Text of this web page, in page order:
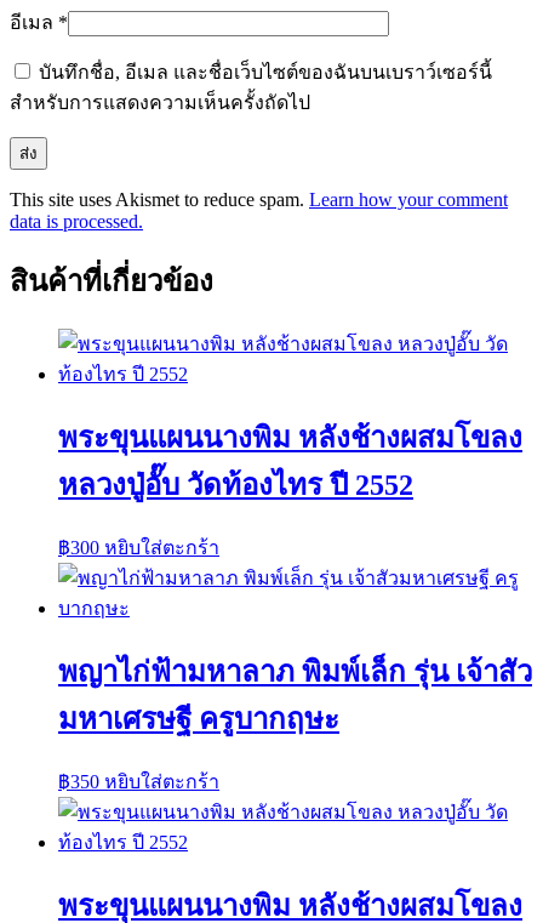
อีเมล *
บันทึกชื่อ, อีเมล และชื่อเว็บไซต์ของฉันบนเบราว์เซอร์นี้
สำหรับการแสดงความเห็นครั้งถัดไป
This site uses Akismet to reduce spam. Learn how your comment
data is processed.
สินค้าที่เกี่ยวข้อง
พระขุนแผนนางพิม หลังช้างผสมโขลง
หลวงปู่อั๊บ วัดท้องไทร ปี 2552
฿300 หยิบใส่ตะกร้า
พญาไก่ฟ้ามหาลาภ พิมพ์เล็ก รุ่น เจ้าสัว
มหาเศรษฐี ครูบากฤษะ
฿350 หยิบใส่ตะกร้า
พระขุนแผนนางพิม หลังช้างผสมโขลง